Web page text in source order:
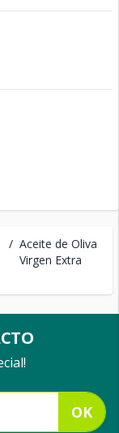
/ Aceite de Oliva
Virgen Extra
OK